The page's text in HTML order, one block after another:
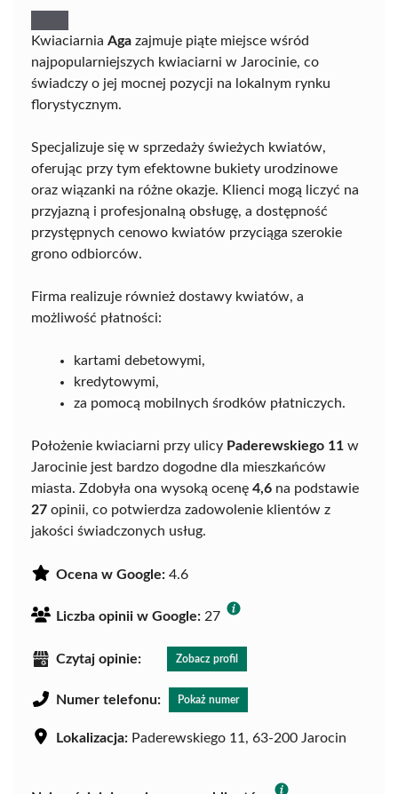
Kwiaciarnia Aga zajmuje piąte miejsce wśród
najpopularniejszych kwiaciarni w Jarocinie, co
świadczy o jej mocnej pozycji na lokalnym rynku
florystycznym.
Specjalizuje się w sprzedaży świeżych kwiatów,
oferując przy tym efektowne bukiety urodzinowe
oraz wiązanki na różne okazje. Klienci mogą liczyć na
przyjazną i profesjonalną obsługę, a dostępność
przystępnych cenowo kwiatów przyciąga szerokie
grono odbiorców.
Firma realizuje również dostawy kwiatów, a
możliwość płatności:
kartami debetowymi,
kredytowymi,
za pomocą mobilnych środków płatniczych.
Położenie kwiaciarni przy ulicy Paderewskiego 11 w
Jarocinie jest bardzo dogodne dla mieszkańców
miasta. Zdobyła ona wysoką ocenę 4,6 na podstawie
27 opinii, co potwierdza zadowolenie klientów z
jakości świadczonych usług.
Ocena w Google: 4.6
Liczba opinii w Google: 27
Czytaj opinie: Zobacz profil
Numer telefonu: Pokaż numer
Lokalizacja: Paderewskiego 11, 63-200 Jarocin